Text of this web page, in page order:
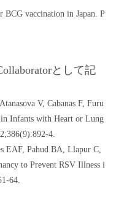
BCG vaccination in Japan. P
として記
V, Cabanas F, Furu
Infants with Heart or Lung
4.
EAF, Pahud BA, Llapur C,
to Prevent RSV Illness i
64.